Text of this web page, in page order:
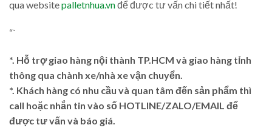
qua websitepalletnhua.vnđể được tư vấn chi tiết nhất!
“`
*. Hỗ trợ giao hàng nội thành TP.HCM và giao hàng tỉnh
thông qua chành xe/nhà xe vận chuyển.
*. Khách hàng có nhu cầu và quan tâm đến sản phẩm thì
call hoặc nhắn tin vào số HOTLINE/ZALO/EMAIL để
được tư vấn và báo giá.